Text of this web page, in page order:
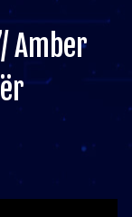
Amber